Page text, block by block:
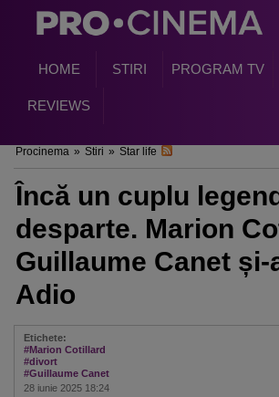
HOME STIRI PROGRAM TV
REVIEWS
Procinema » Stiri » Star life
Încă un cuplu
desparte. Marion
Guillaume Canet și-
Adio
Etichete:
#Marion Cotillard
#divort
#Guillaume Canet
28 iunie 2025 18:24